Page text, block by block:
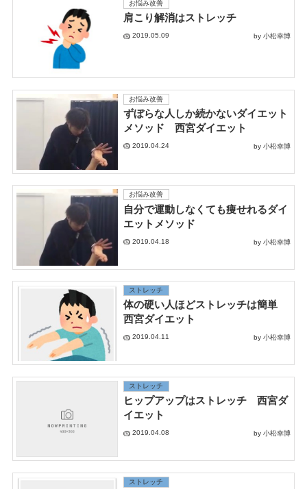
お悩み改善
肩こり解消はストレッチ
2019.05.09 by 小松幸博
お悩み改善
ずぼらな人しか続かないダイエット
メソッド 西宮ダイエット
2019.04.24 by 小松幸博
お悩み改善
自分で運動しなくても痩せれるダイ
エットメソッド
2019.04.18 by 小松幸博
ストレッチ
体の硬い人ほどストレッチは簡単
西宮ダイエット
2019.04.11 by 小松幸博
ストレッチ
ヒップアップはストレッチ 西宮ダ
イエット
2019.04.08 by 小松幸博
ストレッチ